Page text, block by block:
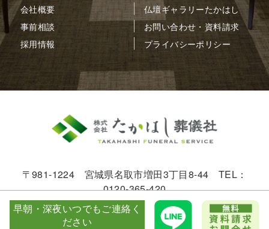
会社概要
仏壇ギャラリーたかはし
事前相談
お問い合わせ・資料請求
採用情報
プライバシーポリシー
〒981-1224 宮城県名取市増田3丁目8-44 TEL：
0120-365-420
早朝・深夜いつでもご連絡く
ださい
© 2005-2026 FS-TAKAHASHI.